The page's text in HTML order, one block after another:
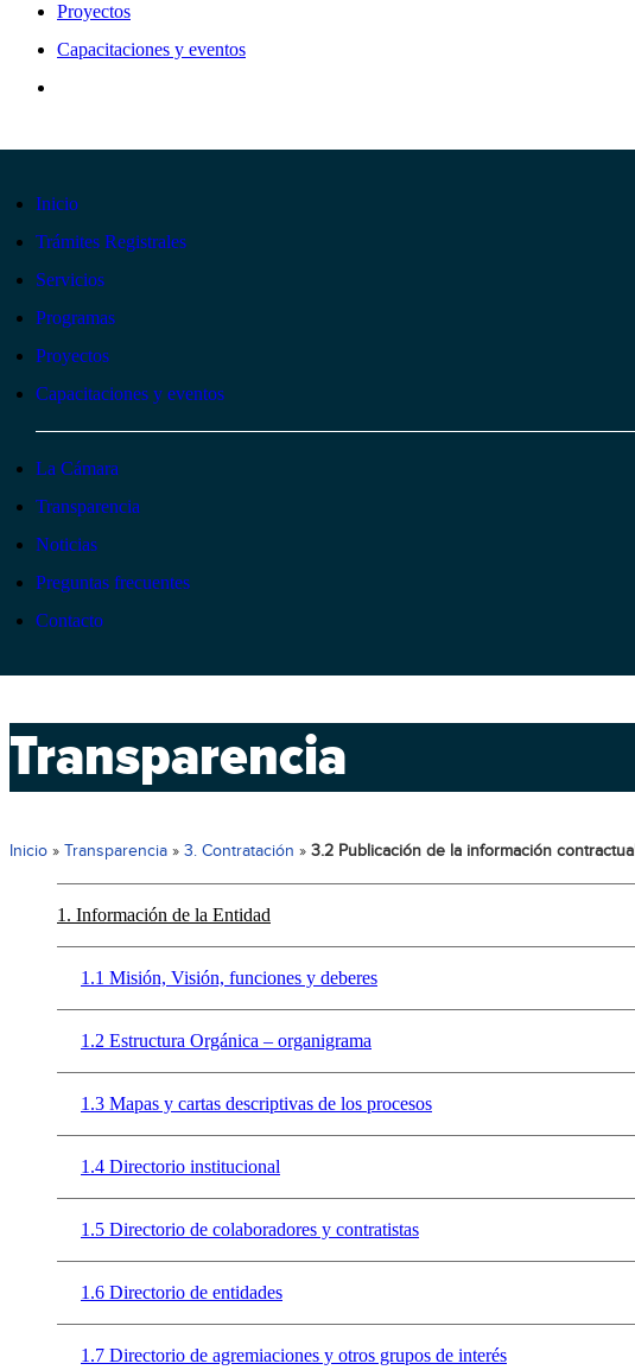
Proyectos
Capacitaciones y eventos
Inicio
Trámites Registrales
Servicios
Programas
Proyectos
Capacitaciones y eventos
La Cámara
Transparencia
Noticias
Preguntas frecuentes
Contacto
Transparencia
Inicio » Transparencia » 3. Contratación » 3.2 Publicación de la información contractual
1. Información de la Entidad
1.1 Misión, Visión, funciones y deberes
1.2 Estructura Orgánica – organigrama
1.3 Mapas y cartas descriptivas de los procesos
1.4 Directorio institucional
1.5 Directorio de colaboradores y contratistas
1.6 Directorio de entidades
1.7 Directorio de agremiaciones y otros grupos de interés